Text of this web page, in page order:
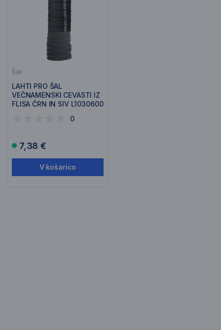
Šali
LAHTI PRO ŠAL
VEČNAMENSKI CEVASTI IZ
FLISA ČRN IN SIV L1030600
0
7,38 €
V košarico